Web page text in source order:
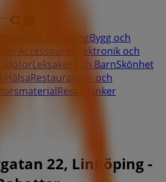
och InredningBygg och
Accessoarer
Elektronik och
MotorLeksaker och BarnSkönhet
HälsaRestauranger och
Resor Banker
22, Linköping -